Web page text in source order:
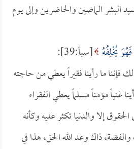
البشر الماضين والحاضرين وإلى يوم
يُخْلِفُهُ [سبأ:39]:
ما رأينا فقيراً يعطي من حاجته
غنياً مؤمناً مسلماً يعطي الفقراء
إلا والدنيا تكثر عليه وكأنه
ذاك وعد الله الحق، هذا في